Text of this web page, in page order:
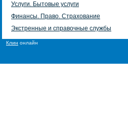
Услуги. Бытовые услуги
Финансы. Право. Страхование
Экстренные и справочные службы
Клин онлайн